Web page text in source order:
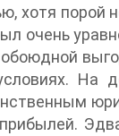
хотя порой
очень
обоюдной
На